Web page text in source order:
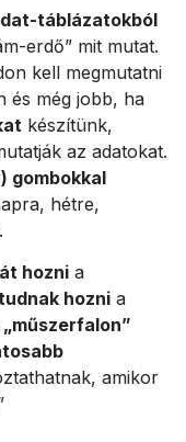
táblázatokból
erdő” mit mutat.
kell megmutatni
és még jobb, ha
készítünk,
az adatokat.
gombokkal
hétre,
hozni a
hozni a
amikor